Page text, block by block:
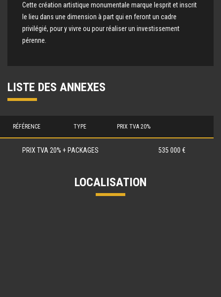
Cette création artistique monumentale marque lesprit et inscrit
le lieu dans une dimension à part qui en feront un cadre
privilégié, pour y vivre ou pour réaliser un investissement
pérenne.
LISTE DES ANNEXES
RÉFÉRENCE TYPE PRIX TVA 20%
PRIX TVA 20% + PACKAGES 535 000 €
LOCALISATION